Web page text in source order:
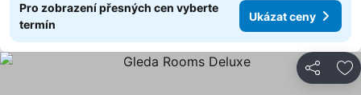
Pro zobrazení přesných cen vyberte
termín
Ukázat ceny
Sdílet